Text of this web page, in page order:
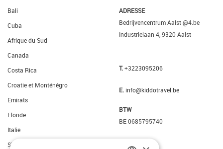
Bali
Cuba
Afrique du Sud
Canada
Costa Rica
Croatie et Monténégro
Emirats
Floride
Italie
Slovenie
ADRESSE
Bedrijvencentrum Aalst @4.be
Industrielaan 4, 9320 Aalst
T.+3223095206
E. info@kiddotravel.be
BTW
BE 0685795740